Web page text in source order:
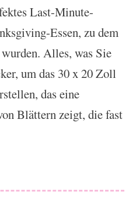
Last-Minute-
Essen, zu dem
Alles, was Sie
um das 30 x 20 Zoll
das eine
Blättern zeigt, die fast